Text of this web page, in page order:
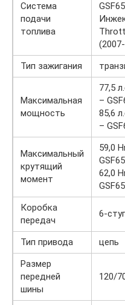
Система
подачи
топлива
Тип зажигания
Максимальная
мощность
77,5
–
85,6
–
Максимальный
крутящий
момент
59,0
62,0
Коробка
передач
6-
Тип привода
цепь
Размер
передней
шины
120/